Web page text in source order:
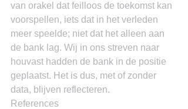
van orakel dat feilloos de toekomst kan
voorspellen, iets dat in het verleden
meer speelde; niet dat het alleen aan
de bank lag. Wij in ons streven naar
houvast hadden de bank in de positie
geplaatst. Het is dus, met of zonder
data, blijven reflecteren.
References